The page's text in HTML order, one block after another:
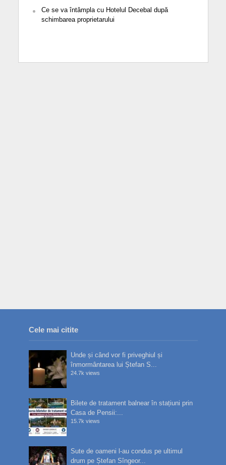
Ce se va întâmpla cu Hotelul Decebal după
schimbarea proprietarului
Cele mai citite
Unde și când vor fi priveghiul și
înmormântarea lui Ștefan S...
24.7k views
Bilete de tratament balnear în stațiuni prin
Casa de Pensii:...
15.7k views
Sute de oameni l-au condus pe ultimul
drum pe Ștefan Sîngeor...